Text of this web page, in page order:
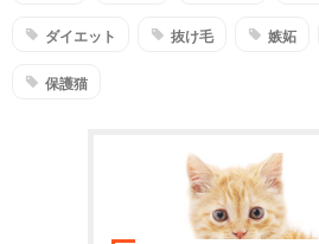
ダイエット 抜け毛 嫉妬
保護猫